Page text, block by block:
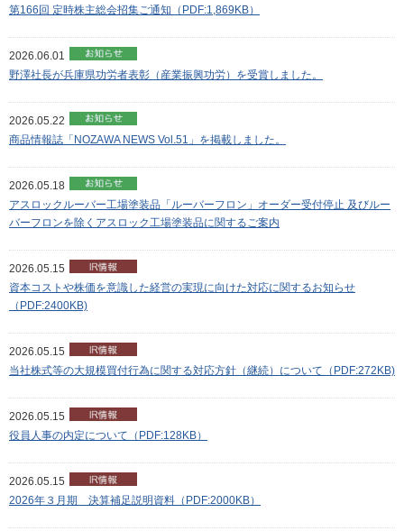
第166回 定時株主総会招集ご通知（PDF:1,869KB）
2026.06.01
野澤社長が兵庫県功労者表彰（産業振興功労）を受賞しました。
2026.05.22
商品情報誌「NOZAWA NEWS Vol.51」を掲載しました。
2026.05.18
アスロックルーバー工場塗装品「ルーバーフロン」オーダー受付停止 及びルー
バーフロンを除くアスロック工場塗装品に関するご案内
2026.05.15
資本コストや株価を意識した経営の実現に向けた対応に関するお知らせ
（PDF:2400KB)
2026.05.15
当社株式等の大規模買付行為に関する対応方針（継続）について（PDF:272KB)
2026.05.15
役員人事の内定について（PDF:128KB）
2026.05.15
2026年３月期 決算補足説明資料（PDF:2000KB）